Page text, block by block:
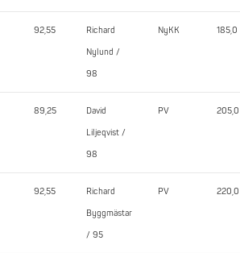
92,55 Richard
Nylund /
98
NyKK 185,0
89,25 David
Liljeqvist /
98
PV 205,0
92,55 Richard
Byggmästar
/ 95
PV 220,0